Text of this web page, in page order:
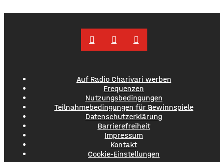
Auf Radio Charivari werben
Frequenzen
Nutzungsbedingungen
Teilnahmebedingungen für Gewinnspiele
Datenschutzerklärung
Barrierefreiheit
Impressum
Kontakt
Cookie-Einstellungen